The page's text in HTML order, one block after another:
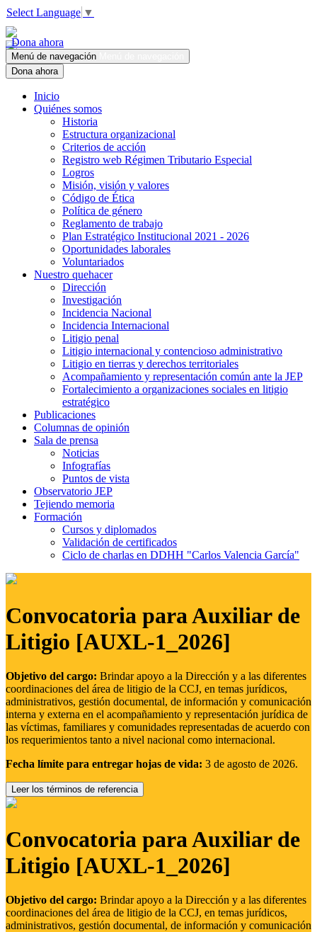
Select Language ▼
Dona ahora
Menú de navegación
Dona ahora
Inicio
Quiénes somos
Historia
Estructura organizacional
Criterios de acción
Registro web Régimen Tributario Especial
Logros
Misión, visión y valores
Código de Ética
Política de género
Reglamento de trabajo
Plan Estratégico Institucional 2021 - 2026
Oportunidades laborales
Voluntariados
Nuestro quehacer
Dirección
Investigación
Incidencia Nacional
Incidencia Internacional
Litigio penal
Litigio internacional y contencioso administrativo
Litigio en tierras y derechos territoriales
Acompañamiento y representación común ante la JEP
Fortalecimiento a organizaciones sociales en litigio
estratégico
Publicaciones
Columnas de opinión
Sala de prensa
Noticias
Infografías
Puntos de vista
Observatorio JEP
Tejiendo memoria
Formación
Cursos y diplomados
Validación de certificados
Ciclo de charlas en DDHH "Carlos Valencia García"
Convocatoria para Auxiliar de
Litigio [AUXL-1_2026]
Objetivo del cargo: Brindar apoyo a la Dirección y a las diferentes
coordinaciones del área de litigio de la CCJ, en temas jurídicos,
administrativos, gestión documental, de información y comunicación
interna y externa en el acompañamiento y representación jurídica de
las víctimas, familiares y comunidades representadas de acuerdo con
los requerimientos tanto a nivel nacional como internacional.
Fecha límite para entregar hojas de vida: 3 de agosto de 2026.
Leer los términos de referencia
Convocatoria para Auxiliar de
Litigio [AUXL-1_2026]
Objetivo del cargo: Brindar apoyo a la Dirección y a las diferentes
coordinaciones del área de litigio de la CCJ, en temas jurídicos,
administrativos, gestión documental, de información y comunicación